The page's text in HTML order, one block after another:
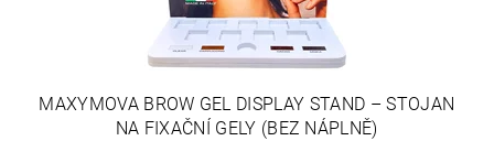
MAXYMOVA BROW GEL DISPLAY STAND – STOJAN
NA FIXAČNÍ GELY (BEZ NÁPLNĚ)